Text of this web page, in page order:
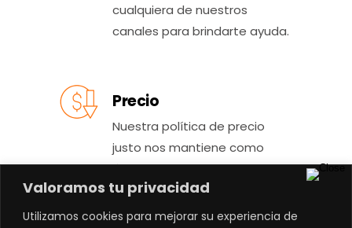
Valoramos tu privacidad
Utilizamos cookies para mejorar su experiencia de
cualquiera de nuestros
canales para brindarte ayuda.
Precio
Nuestra política de precio
justo nos mantiene como
líderes en la industria.